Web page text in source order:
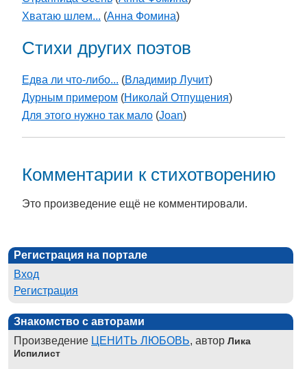
Хватаю шлем... (Анна Фомина)
Стихи других поэтов
Едва ли что-либо... (Владимир Лучит)
Дурным примером (Николай Отпущения)
Для этого нужно так мало (Joan)
Комментарии к стихотворению
Это произведение ещё не комментировали.
Регистрация на портале
Вход
Регистрация
Знакомство с авторами
Произведение ЦЕНИТЬ ЛЮБОВЬ, автор Лика
Испилист